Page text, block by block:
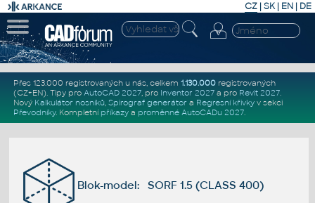
CZ | SK| EN | DE
Přes 123.000 registrovaných u nás, celkem 1.130.000registrovaných
(CZ+EN). Tipy pro AutoCAD 2027, pro Inventor 2027a pro Revit 2027.
Nový Kalkulátor nosníků, Spirograf generátor a Regresní křivkyv sekci
Převodníky. Kompletní příkazya proměnné AutoCADu 2027.
Blok-model: SORF 1.5 (CLASS 400)